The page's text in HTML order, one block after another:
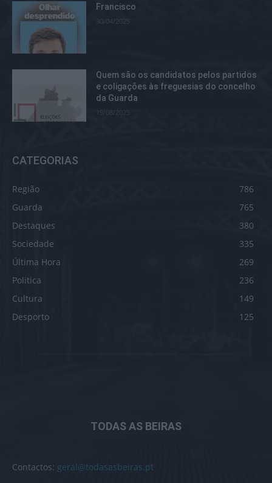
Francisco
30/04/2025
Quem são os candidatos pelos partidos
e coligações às freguesias do concelho
da Guarda
CATEGORIAS
Região
786
Guarda
765
Destaques
380
Sociedade
335
Última Hora
269
Politica
236
Cultura
149
Desporto
125
TODAS AS BEIRAS
Contactos: geral@todasasbeiras.pt